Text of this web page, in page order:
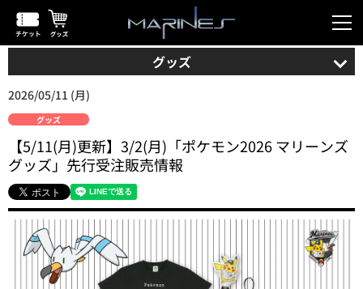
グッズ
2026/05/11 (月)
グッズ
【5/11(月)更新】3/2(月)「ポケモン2026 マリーンズ
グッズ」先行受注販売情報